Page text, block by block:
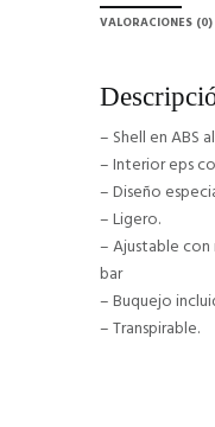
VALORACIONES (0)
– Shell en ABS
– Interior eps
– Diseño
– Ligero.
– Ajustable
bar
– Buquejo
– Transpirable.